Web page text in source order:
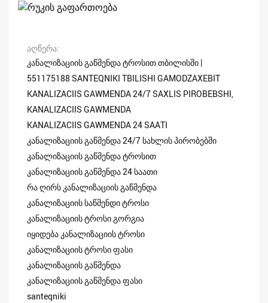
აღწერა
კანალიზაციის გაწმენდა ტროსით თბილისში |
551175188 SANTEQNIKI TBILISHI GAMODZAXEBIT
KANALIZACIIS GAWMENDA 24/7 SAXLIS PIROBEBSHI,
KANALIZACIIS GAWMENDA
KANALIZACIIS GAWMENDA 24 SAATI
კანალიზაციის გაწმენდა 24/7 სახლის პირობებში
კანალიზაციის გაწმენდა ტროსით
კანალიზაციის გაწმენდა 24 საათი
რა ღირს კანალიზაციის გაწმენდა
კანალიზაციის საწმენდი ტროსი
კანალიზაციის ტროსი გორგია
იყიდება კანალიზაციის ტროსი
კანალიზაციის ტროსი ფასი
კანალიზაციის გაწმენდა
კანალიზაციის გაწმენდა ფასი
santeqniki